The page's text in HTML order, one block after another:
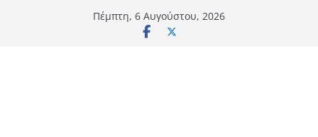
Πέμπτη, 6 Αυγούστου, 2026